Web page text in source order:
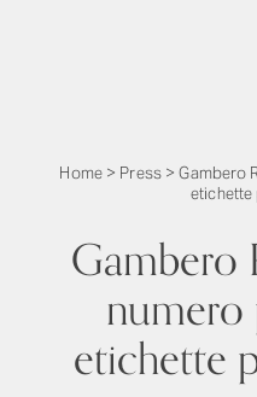
Home> Press>Gambero
etichette
Gambero
etichette